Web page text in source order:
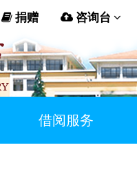
捐赠 咨询台
借阅服务